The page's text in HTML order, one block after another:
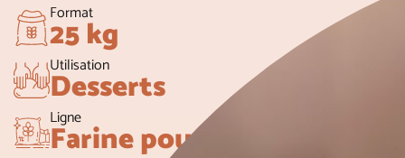
Format
25 kg
Utilisation
Desserts
Ligne
Farine pour dessert